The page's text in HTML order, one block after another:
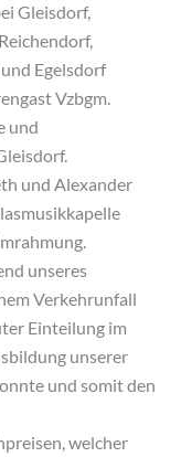
Gleisdorf,
Egelsdorf
Vzbgm.
und
und Alexander
unseres
Verkehrunfall
Einteilung im
unserer
und somit den
welcher